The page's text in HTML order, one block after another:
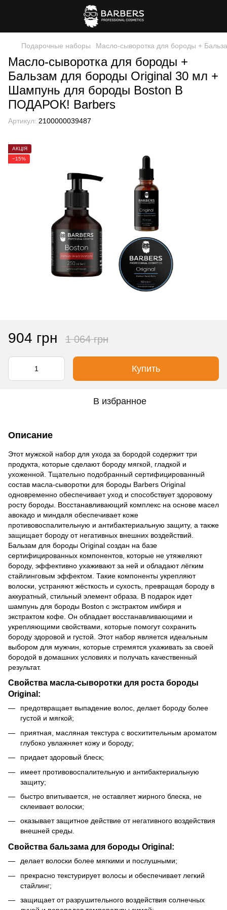
Подарочные наборы Масло-сыворотка для бороды +
Масло-сыворотка для бороды +
Бальзам для бороды Original 30 мл +
Шампунь для бороды Boston В
ПОДАРОК! Barbers
Артикул: 2100000039487
АКЦІЯ
−15%
904 грн 1 064 грн
Купить
В избранное
Описание
Этот мужской набор для ухода за бородой содержит три
продукта, которые сделают бороду мягкой, гладкой и
ухоженной. Тщательно подобранный сертифицированный
состав масла-сыворотки для бороды Barbers Original
одновременно обеспечивает уход и способствует здоровому
росту бороды. Восстанавливающий комплекс на основе масел
авокадо и миндаля обеспечивает коже
противовоспалительную и антибактериальную защиту, а также
защищает бороду от негативных внешних воздействий.
Бальзам для бороды Original создан на базе
сертифицированных компонентов, которые не утяжеляют
бороду, эффективно ухаживают за ней и обладают лёгким
стайлинговым эффектом. Такие компоненты укрепляют
волоски, устраняют жёсткость и сухость, превращая бороду в
аккуратный, стильный элемент образа. В подарок идет
шампунь для бороды Boston с экстрактом имбиря и
экстрактом кофе. Он обладает восстанавливающими и
укрепляющими свойствами, которые помогут сохранить
бороду здоровой и густой. Этот набор является идеальным
выбором для мужчин, которые стремятся ухаживать за своей
бородой в домашних условиях и получать качественный
результат.
Свойства масла-сыворотки для роста бороды
Original:
предотвращает выпадение волос, делает бороду более
густой и мягкой;
приятная, масляная текстура с восхитительным ароматом
глубоко увлажняет кожу и бороду;
придает здоровый блеск;
имеет противовоспалительную и антибактериальную
защиту;
быстро впитывается, не оставляет жирного блеска, не
склеивает волоски;
оказывает защитное действие от негативного воздействия
внешней среды.
Свойства бальзама для бороды Original:
делает волоски более мягкими и послушными;
прекрасно текстурирует волосы и обеспечивает легкий
стайлинг;
защищает от разрушительного воздействия солнечных